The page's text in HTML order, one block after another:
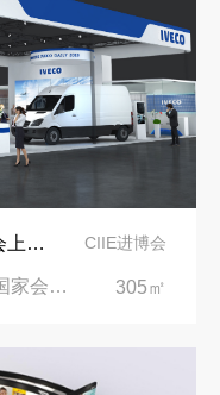
依维柯展位设计在第二届进博会上吸引万千瞩目 CIIE进博会
中国国际进口博览会CIIE|上海国家会展中心 305㎡